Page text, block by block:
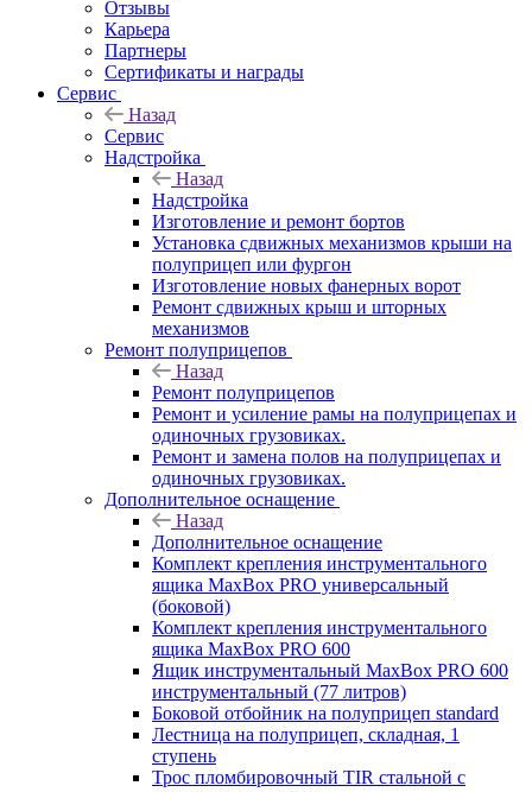
Отзывы
Карьера
Партнеры
Сертификаты и награды
Сервис
Назад
Сервис
Надстройка
Назад
Надстройка
Изготовление и ремонт бортов
Установка сдвижных механизмов крыши на
полуприцеп или фургон
Изготовление новых фанерных ворот
Ремонт сдвижных крыш и шторных
механизмов
Ремонт полуприцепов
Назад
Ремонт полуприцепов
Ремонт и усиление рамы на полуприцепах и
одиночных грузовиках.
Ремонт и замена полов на полуприцепах и
одиночных грузовиках.
Дополнительное оснащение
Назад
Дополнительное оснащение
Комплект крепления инструментального
ящика MaxBox PRO универсальный
(боковой)
Комплект крепления инструментального
ящика MaxBox PRO 600
Ящик инструментальный MaxBox PRO 600
инструментальный (77 литров)
Боковой отбойник на полуприцеп standard
Лестница на полуприцеп, складная, 1
ступень
Трос пломбировочный TIR стальной с